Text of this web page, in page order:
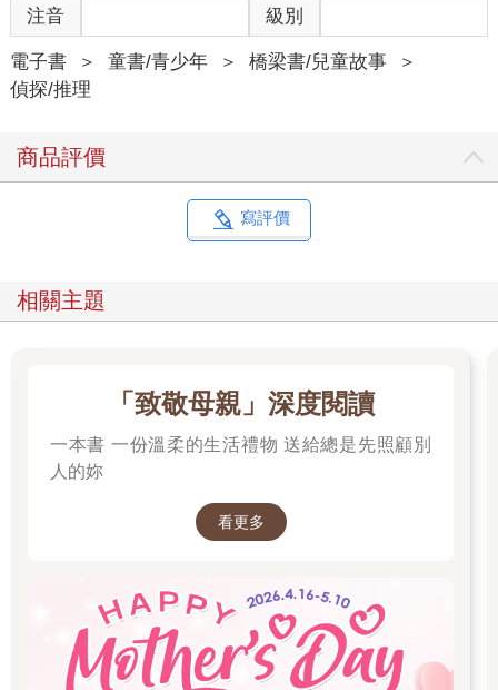
有樂趣，你不覺得嗎？」鬥魚說。
「我不否認這種想法。然而，那些因疾病與飢餓而痛苦的人呢？
還有陷入絕望、跌入谷底的人呢？」
鬥魚沒有回應海蝶的反問，只是嘲諷般的揚起嘴角。
「拯救他們是醫生和政治家的責任，不是你該插手的事！」
我忍不住插話，海蝶轉過頭看向我。
「你沒有理由阻止我介入。況且，這是最有效的方式。憤怒和悲
傷這些無意義的情緒，應該立刻消除。」
「對！我們能面對痛苦，就像現在這樣。」
苦，你們會責怪他不夠堅強嗎？」
「你們幾個別自以為是了。覺得自己能做到，別人肯定也能做
到，對吧？如果做不到，就歸咎於不夠努力、心智不堅……這都
是毫無根據且自私的結論。」
這番話好似打了我一記耳光，我只能閉上嘴。
者，也能以弱者的模樣獲得幸福。請問，這有什麼不對？」
面對海蝶的連番追問，我和蝙蝠只能吞下原本想說的話。
「我隨時接受反駁。只要能說服我，讓我相信我是錯的，或許我
就會改變想法。」
注音 級別
電子書 ＞ 童書/青少年 ＞ 橋梁書/兒童故事
＞
偵探/推理
商品評價
寫評價
相關主題
「致敬母親」深度閱讀
一本書 一份溫柔的生活禮物 送給總是先照顧別
人的妳
看更多